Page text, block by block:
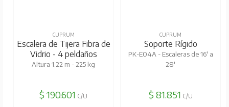
CUPRUM
Escalera de Tijera Fibra de
Vidrio - 4 peldaños
Altura 1.22 m - 225 kg
$ 190.601 C/U
CUPRUM
Soporte Rígido
PK-E04A - Escaleras de 16' a
28'
$ 81.851 C/U